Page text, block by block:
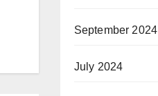
September 2024
July 2024